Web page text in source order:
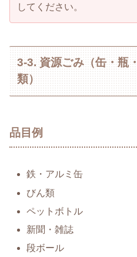
してください。
3-3. 資源ごみ（缶・瓶
類）
品目例
鉄・アルミ缶
びん類
ペットボトル
新聞・雑誌
段ボール